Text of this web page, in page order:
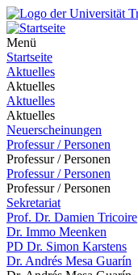
Menü
Startseite
Aktuelles
Aktuelles
Aktuelles
Aktuelles
Neuerscheinungen
Professur / Personen
Professur / Personen
Professur / Personen
Professur / Personen
Sekretariat
Prof. Dr. Damien Tricoire
Dr. Immo Meenken
PD Dr. Simon Karstens
Dr. Andrés Mesa Guarín